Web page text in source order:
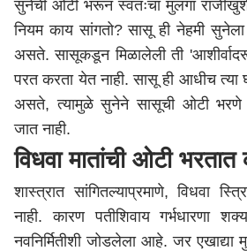
सुनेची ओटी भरून स्वतःचा मुलगा
नियम काय सांगतो? सासू ही नेहमी सुनेला
असते. सासूकडून मिळालेली ती
परत करता येत नाही. सासू ही आधीच त्या
असते, त्यामुळे सुनेने सासूची ओटी भरणे
जात नाही.
विधवा मातांची ओटी भरतात
शास्त्रात सांगितल्याप्रमाणे, विधवा
नाही. कारण पतीशिवाय गर्भधारणा
नवनिर्मितीशी जोडलेला आहे. जर